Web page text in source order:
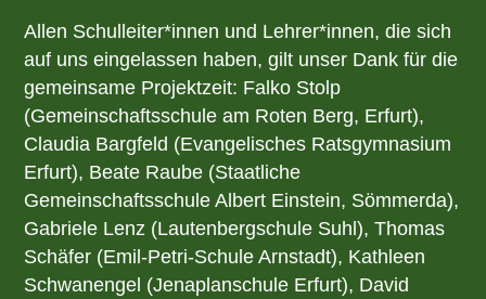
Allen Schulleiter*innen und Lehrer*innen, die sich
auf uns eingelassen haben, gilt unser Dank für die
gemeinsame Projektzeit: Falko Stolp
(Gemeinschaftsschule am Roten Berg, Erfurt),
Claudia Bargfeld (Evangelisches Ratsgymnasium
Erfurt), Beate Raube (Staatliche
Gemeinschaftsschule Albert Einstein, Sömmerda),
Gabriele Lenz (Lautenbergschule Suhl), Thomas
Schäfer (Emil-Petri-Schule Arnstadt), Kathleen
Schwanengel (Jenaplanschule Erfurt), David